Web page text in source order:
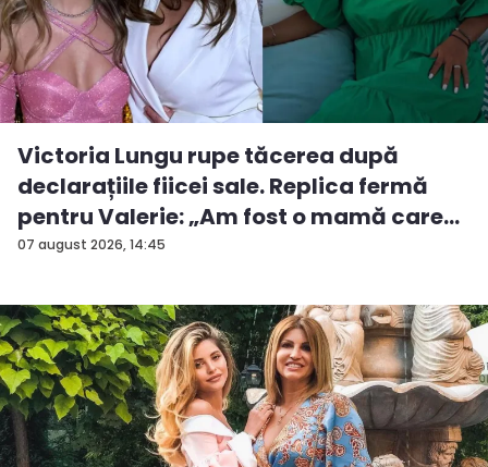
07 august 2026, 14:45
Victoria Lungu rupe tăcerea după
declarațiile fiicei sale. Replica fermă
pentru Valerie: „Am fost o mamă care
a...